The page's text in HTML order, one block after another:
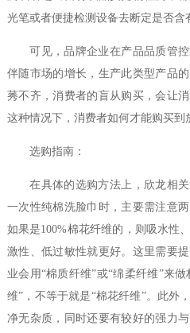
光笔或者便捷检测设备去断定是否含
可见，品牌企业在产品品质管控
伴随市场的增长，生产此类型产品
莠不齐，消费者的盲从购买，会让
这种情况下，消费者如何才能购买到
选购指南：
在具体的选购方法上，欣龙相关
一次性纯棉洗脸巾时，主要需注意
如果是100%棉花纤维的，则吸水性
激性、低过敏性就更好。这里需要
业会用“棉质纤维”或“绵柔纤维”来
维”，不等于就是“棉花纤维”。此外
净无杂质，同时还要有较好的强力